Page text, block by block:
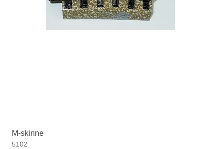
M-skinne
5102